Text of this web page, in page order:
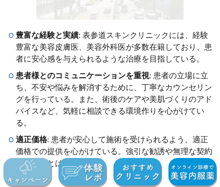
豊富な経験と実績: 表参道スキンクリニックには、経験
豊富な美容皮膚医、美容外科医が多数在籍しており、患
者に安心感を与えられるような治療を目指している。
患者様とのコミュニケーションを重視: 患者の立場に立
ち、不安や悩みを解消するために、丁寧なカウンセリン
グを行っている。また、術後のケアや美肌づくりのアド
バイスなど、気軽に相談できる環境作りを心がけてい
る。
適正価格: 患者が安心して施術を受けられるよう、適正
価格での提供を心がけている。強引な勧誘や無理な契約
を迫ることは一切ない。